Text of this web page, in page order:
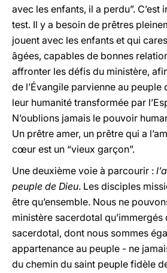
avec les enfants, il a perdu”. C’est
test. Il y a besoin de prêtres
jouent avec les enfants et qui
âgées, capables de bonnes
affronter les défis du ministère,
de l’Évangile parvienne au peuple
leur humanité transformée par
N’oublions jamais le pouvoir
Un prêtre amer, un prêtre qui a
cœur est un “vieux garçon”.
Une deuxième voie à parcourir :
peuple de Dieu. Les disciples
être qu’ensemble. Nous ne
ministère sacerdotal qu’immergés
sacerdotal, dont nous sommes
appartenance au peuple - ne
du chemin du saint peuple fidèle